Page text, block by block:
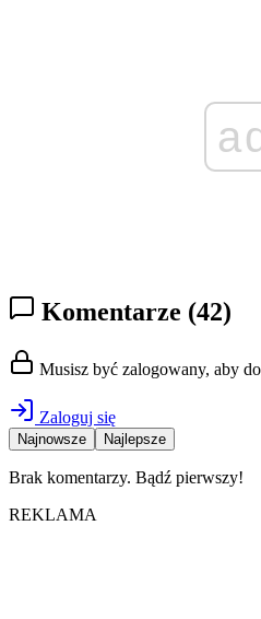
Komentarze (42)
Musisz być zalogowany, aby
Zaloguj się
Najnowsze Najlepsze
Brak komentarzy. Bądź pierwszy!
REKLAMA